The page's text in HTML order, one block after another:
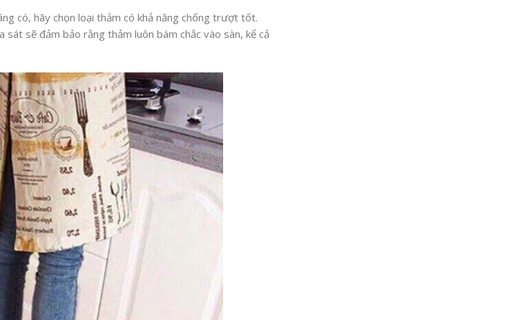
có, hãy chọn loại thảm có khả năng chống trượt tốt.
sẽ đảm bảo rằng thảm luôn bám chắc vào sàn, kể cả